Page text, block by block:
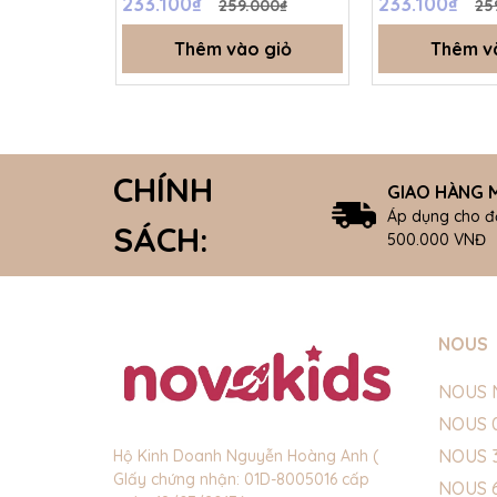
259.000₫
Thêm vào giỏ Thêm
CHÍNH
SÁCH:
GIAO HÀNG
Áp dụng cho
500.000 VNĐ
Hộ Kinh Doanh Nguyễn Hoàng Anh (
GIấy chứng nhận: 01D-8005016 cấp
NOUS
NOUS
NOUS
NOUS
NOUS